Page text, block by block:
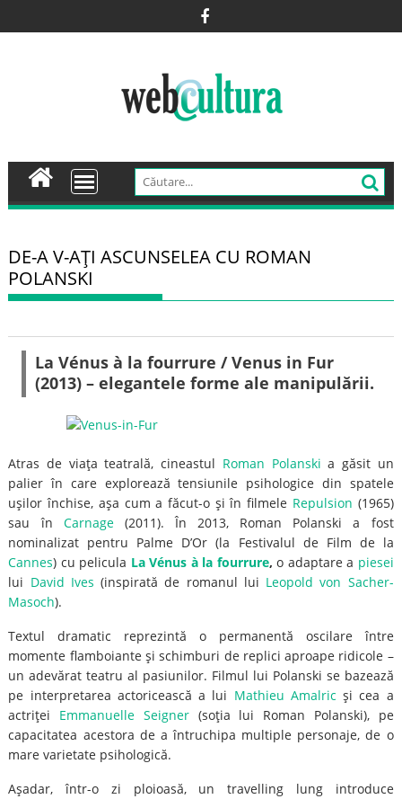
to
DE-A V-AŢI ASCUNSELEA CU ROMAN
POLANSKI
La Vénus à la fourrure / Venus in Fur
(2013) – elegantele forme ale manipulării.
Atras de viaţa teatrală, cineastul Roman Polanski a găsit un
palier în care explorează tensiunile psihologice din spatele
uşilor închise, aşa cum a făcut-o şi în filmele Repulsion (1965)
sau în Carnage(2011). În 2013, Roman Polanski a fost
nominalizat pentru Palme D’Or (la Festivalul de Film de la
Cannes) cu pelicula La Vénus à la fourrure,o adaptare a piesei
lui David Ives (inspirată de romanul lui Leopold von Sacher-
Masoch).
Textul dramatic reprezintă o permanentă oscilare între
momente flamboiante şi schimburi de replici aproape ridicole –
un adevărat teatru al pasiunilor. Filmul lui Polanski se bazează
pe interpretarea actoricească a lui Mathieu Amalric şi cea a
actriţei Emmanuelle Seigner(soţia lui Roman Polanski), pe
capacitatea acestora de a întruchipa multiple personaje, de o
mare varietate psihologică.
Aşadar, într-o zi ploioasă, un travelling lung introduce